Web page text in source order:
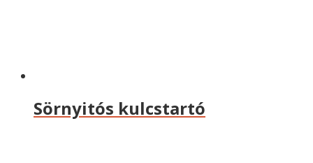
Sörnyitós kulcstartó